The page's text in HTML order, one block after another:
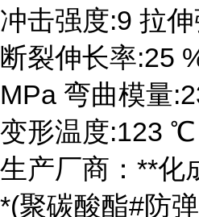
冲击强度:9 拉
断裂伸长率:25
MPa 弯曲模量
变形温度:123 ℃
生产厂商：**化
*(聚碳酸酯#防弹